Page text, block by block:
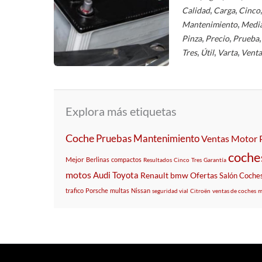
Calidad, Carga, Cinco,
Mantenimiento,
Pinza, Precio, Prueba,
Tres, Útil, Varta,
Explora más etiquetas
CochePruebas MantenimientoVentas Motor
Mejor Berlinas compactos Resultados Cinco Tres Garantía
motos Audi Toyota Renault bmwOfertasSalón
trafico Porsche multas Nissan seguridad vial Citroën ventas de coches